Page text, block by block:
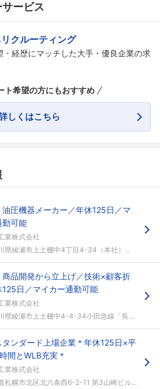
ービス
クルーティング
・経歴にマッチした大手・優良企業の求
ト希望の方にもおすすめ
しくはこちら
油圧機器メーカー／年休125日／マ
勤可能
業株式会社
綾瀬市上土棚中4丁目4-34（本社）小田急...
商品開発から立上げ／技術×顧客折
125日／マイカー通勤可能
業株式会社
県綾瀬市上土棚中4-4-34小田急線「長後」...
タンダード上場企業＊年休125日×平
間とWLB充実＊
業株式会社
札幌市北区北六条西6-2-11 第3山崎ビル...